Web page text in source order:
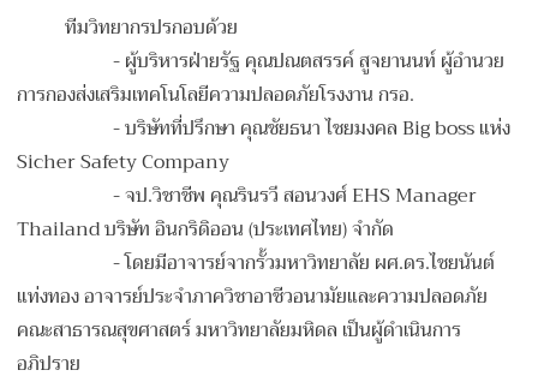
ทีมวิทยากรปรกอบด้วย
- ผู้บริหารฝ่ายรัฐ คุณปณตสรรค์ สูจยานนท์ ผู้อำนวย
การกองส่งเสริมเทคโนโลยีความปลอดภัยโรงงาน กรอ.
- บริษัทที่ปรึกษา คุณชัยธนา ไชยมงคล Big boss แห่ง
Sicher Safety Company
- จป.วิชาชีพ คุณรินรวี สอนวงศ์ EHS Manager
Thailand บริษัท อินกริดิออน (ประเทศไทย) จำกัด
-โดยมีอาจารย์จากรั้วมหาวิทยาลัย ผศ.ดร.ไชยนันต์
แท่งทอง อาจารย์ประจำภาควิชาอาชีวอนามัยและความปลอดภัย
คณะสาธารณสุขศาสตร์ มหาวิทยาลัยมหิดล เป็นผู้ดำเนินการ
อภิปราย